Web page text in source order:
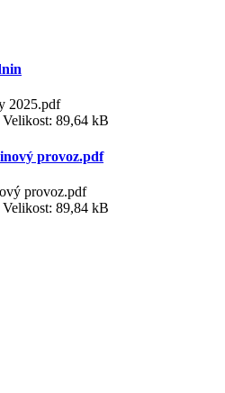
2025.pdf
89,64 kB
provoz.pdf
provoz.pdf
89,84 kB